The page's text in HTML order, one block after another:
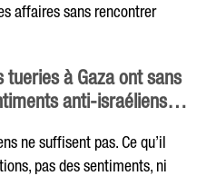
affaires sans rencontrer
à Gaza ont sans
anti-israéliens…
ne suffisent pas. Ce qu’il
pas des sentiments, ni